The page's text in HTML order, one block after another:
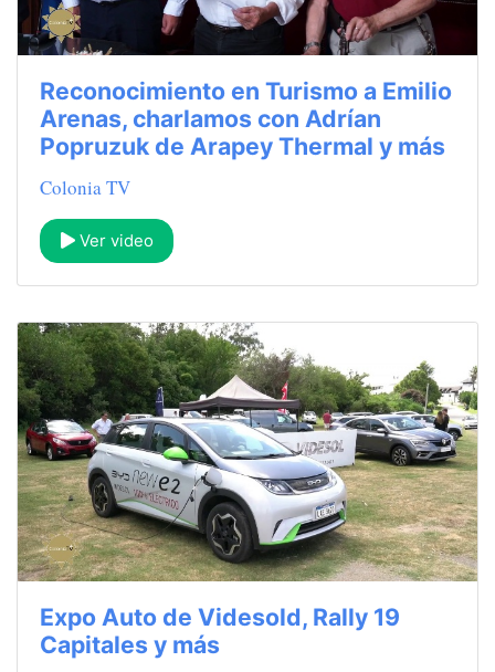
Reconocimiento en Turismo a Emilio
Arenas, charlamos con Adrían
Popruzuk de Arapey Thermal y más
Colonia TV
Ver video
Expo Auto de Videsold, Rally 19
Capitales y más